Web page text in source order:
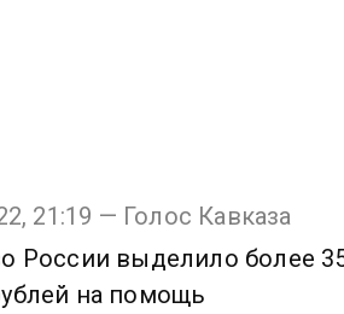
21:19 — Голос Кавказа
России выделило более
на помощь